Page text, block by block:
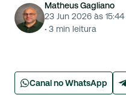
Matheus Gagliano
23 Jun 2026 às 15:44
· 3 min leitura
Canal no WhatsApp